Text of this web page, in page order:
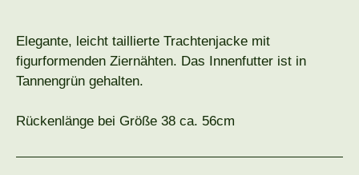
Elegante, leicht taillierte Trachtenjacke mit
figurformenden Ziernähten. Das Innenfutter ist in
Tannengrün gehalten.
Rückenlänge bei Größe 38 ca. 56cm